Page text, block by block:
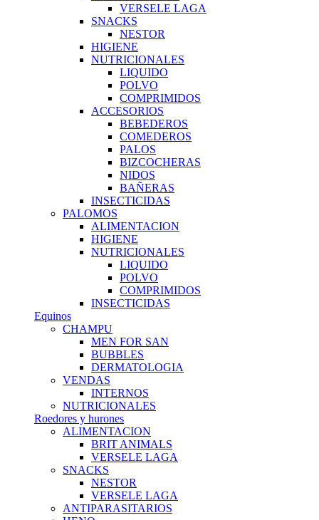
VERSELE LAGA
SNACKS
NESTOR
HIGIENE
NUTRICIONALES
LIQUIDO
POLVO
COMPRIMIDOS
ACCESORIOS
BEBEDEROS
COMEDEROS
PALOS
BIZCOCHERAS
NIDOS
BAÑERAS
INSECTICIDAS
PALOMOS
ALIMENTACION
HIGIENE
NUTRICIONALES
LIQUIDO
POLVO
COMPRIMIDOS
INSECTICIDAS
Equinos
CHAMPU
MEN FOR SAN
BUBBLES
DERMATOLOGIA
VENDAS
INTERNOS
NUTRICIONALES
Roedores y hurones
ALIMENTACION
BRIT ANIMALS
VERSELE LAGA
SNACKS
NESTOR
VERSELE LAGA
ANTIPARASITARIOS